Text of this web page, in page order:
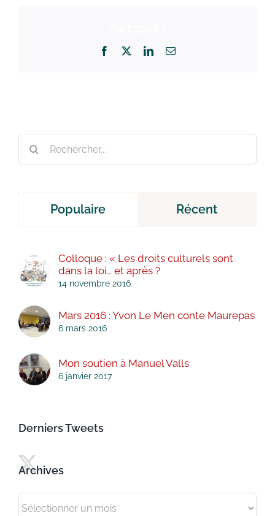
Facebook LinkedInEmail
Populaire Récent
Colloque : « Les droits culturels sont
dans la loi… et après ?
14 novembre 2016
Mars 2016 : Yvon Le Men conte Maurepas
6 mars 2016
Mon soutien à Manuel Valls
6 janvier 2017
Derniers Tweets
Archives